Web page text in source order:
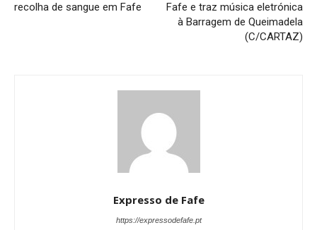
recolha de sangue em Fafe
Fafe e traz música eletrónica
à Barragem de Queimadela
(C/CARTAZ)
Expresso de Fafe
https://expressodefafe.pt